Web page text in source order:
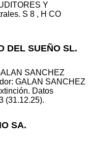
Y
S 8 , H CO
DEL SUEÑO SL.
SANCHEZ
GALAN SANCHEZ
Datos
(31.12.25).
SA.